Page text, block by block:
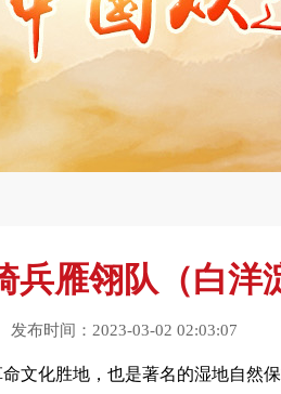
兵雁翎队（白洋
发布时间：2023-03-02 02:03:07
文化胜地，也是著名的湿地自然